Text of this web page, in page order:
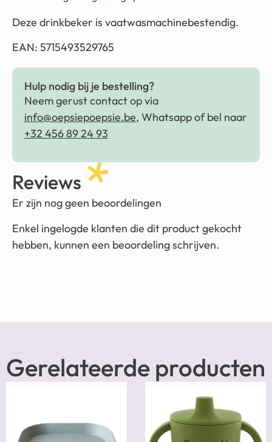
Deze drinkbeker is vaatwasmachinebestendig.
EAN: 5715493529765
Hulp nodig bij je bestelling?
Neem gerust contact op via
info@oepsiepoepsie.be, Whatsapp of bel naar
+32 456 89 24 93
Reviews
Er zijn nog geen beoordelingen
Enkel ingelogde klanten die dit product gekocht
hebben, kunnen een beoordeling schrijven.
Gerelateerde producten